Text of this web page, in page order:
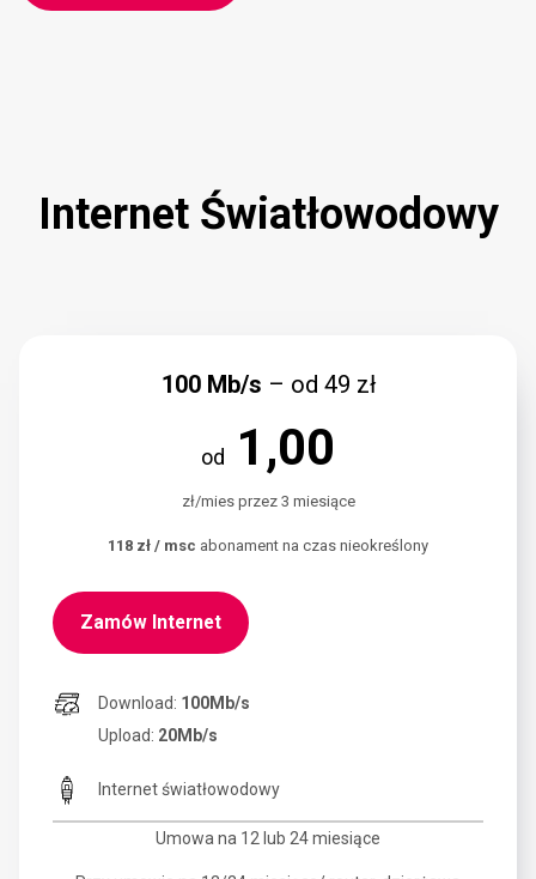
Internet Światłowodowy
100 Mb/s – od 49 zł
od 1,00
zł/mies przez 3 miesiące
118 zł / msc abonament na czas nieokreślony
Zamów Internet
Download: 100Mb/s
Upload: 20Mb/s
Internet światłowodowy
Umowa na 12 lub 24 miesiące